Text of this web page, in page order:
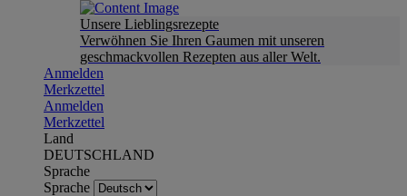
Unsere Lieblingsrezepte
Verwöhnen Sie Ihren Gaumen mit unseren
geschmackvollen Rezepten aus aller Welt.
Anmelden
Merkzettel
Anmelden
Merkzettel
Land
DEUTSCHLAND
Sprache
Sprache